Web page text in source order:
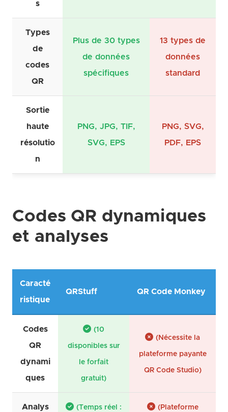
s
Types
de
codes
QR
Plus de 30 types
de données
spécifiques
13 types de
données
standard
Sortie
haute
résolutio
n
PNG, JPG, TIF,
SVG, EPS
PNG, SVG,
PDF, EPS
Codes QR dynamiques
et analyses
Caracté
ristique
QRStuff QR Code Monkey
Codes
QR
dynami
ques
(10
disponibles sur
le forfait
gratuit)
(Nécessite la
plateforme payante
QR Code Studio)
Analys
(Temps réel : (Plateforme